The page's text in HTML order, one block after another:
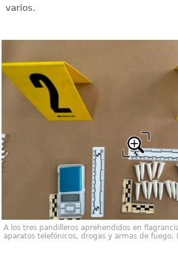
varios.
A los tres pandilleros aprehendidos en
aparatos telefónicos, drogas y armas de fuego.